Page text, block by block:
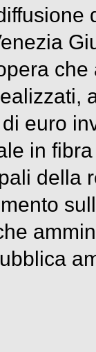
euro
in
della